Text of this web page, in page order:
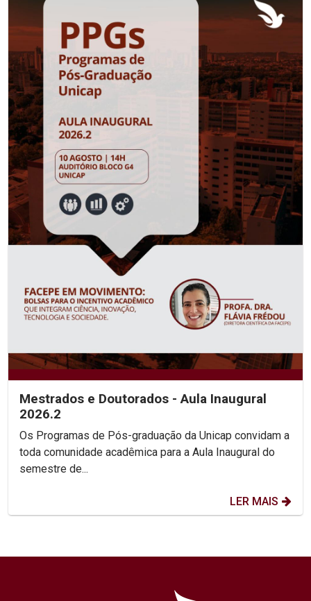
Mestrados e Doutorados - Aula Inaugural
2026.2
Os Programas de Pós-graduação da Unicap convidam a
toda comunidade acadêmica para a Aula Inaugural do
semestre de...
LER MAIS